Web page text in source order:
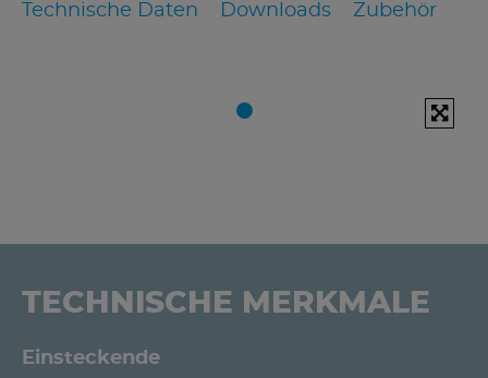
Technische Daten Downloads Zubehör
TECHNISCHE MERKMALE
Einsteckende